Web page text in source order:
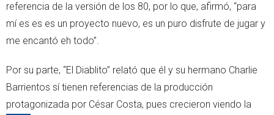
referencia de la versión de los 80, por lo que, afirmó, “para
mí es es es un proyecto nuevo, es un puro disfrute de jugar y
me encantó eh todo”.
Por su parte, “El Diablito” relató que él y su hermano Charlie
Barrientos sí tienen referencias de la producción
protagonizada por César Costa, pues crecieron viendo la